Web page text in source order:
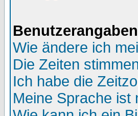
Wie ändere ich
Die Zeiten
Ich habe die
Meine Sprache ist